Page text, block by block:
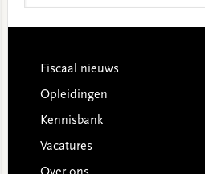
Footer
Fiscaal nieuws
Opleidingen
Kennisbank
Vacatures